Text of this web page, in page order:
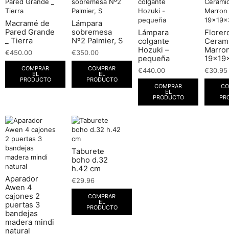
Macramé de
Pared Grande
_ Tierra
€450.00
COMPRAR
EL
PRODUCTO
Lámpara
sobremesa
Nº2 Palmier, S
€350.00
COMPRAR
EL
PRODUCTO
Lámpara
colgante
Hozuki –
pequeña
€440.00
COMPRAR
EL
PRODUCTO
€30.95
Aparador
Awen 4
cajones 2
puertas 3
bandejas
madera mindi
natural
Taburete
boho d.32
h.42 cm
€29.96
COMPRAR
EL
PRODUCTO